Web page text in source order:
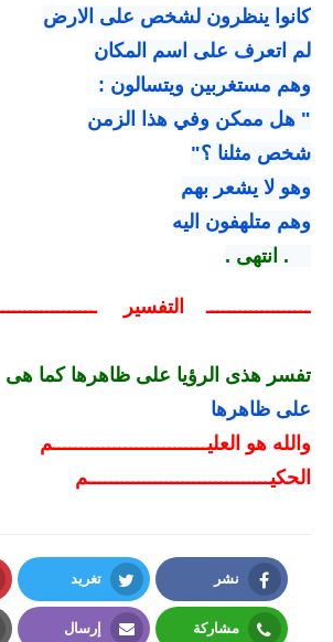
كانوا ينظرون لشخص على الارض
لم اتعرف على اسم المكان
وهم مستغربين ويتسالون :
" هل ممكن وفي هذا الزمن
شخص مثلنا ؟"
وهو لا يشعر بهم
وهم متلهفون اليه
. انتهى .
ـــــــــــــــــــ التفسير
تفسر هذى الرؤيا على ظاهرها كما هى
على ظاهرها
والله هو العليــــــــــــــــــــــــــــم
الحكيـــــــــــــــــــــــــــــــــم
نشر
Facebook
تغريد
Twitter
مشاركة إرسال